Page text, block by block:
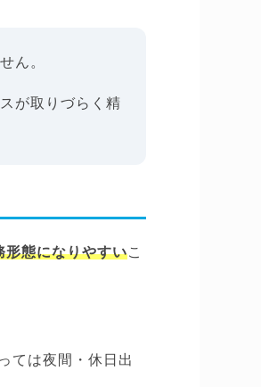
ん。
が取りづらく精
形態になりやすいこ
ては夜間・休日出